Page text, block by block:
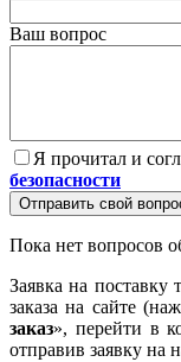
Ваш вопрос
Я прочитал и
безопасности
Отправить свой
Пока нет вопросов
Заявка на поставку
заказа на сайте
заказ», перейти в
отправив заявку на